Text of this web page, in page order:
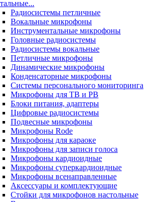
Радиосистемы петличные
Вокальные микрофоны
Инструментальные микрофоны
Головные радиосистемы
Радиосистемы вокальные
Петличные микрофоны
Динамические микрофоны
Конденсаторные микрофоны
Системы персонального мониторинга
Микрофоны для ТВ и РВ
Блоки питания, адаптеры
Цифровые радиосистемы
Подвесные микрофоны
Микрофоны Rode
Микрофоны для караоке
Микрофоны для записи голоса
Микрофоны кардиоидные
Микрофоны суперкардиоидные
Микрофоны всенаправленные
Аксессуары и комплектующие
Стойки для микрофонов настольные